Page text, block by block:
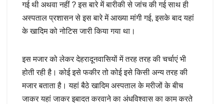
गई थी अथवा नहीं ? इस बारे में बारीकी से जांच की गई साथ ही
अस्पताल प्रशासन से इस बारे में आख्या मांगी गई, इसके बाद यहां
के खादिम को नोटिस जारी किया गया था।
इस मजार को लेकर देहरादूनवासियों में तरह तरह की चर्चाएं भी
होती रही है। कोई इसे फकीर तो कोई इसे किसी अन्य तरह की
मजार बताता है। यहां बैठे खादिम अस्पताल के मरीजों के बीच
जाकर यहां जाकर इबादत करवाने का अंधविश्वास का काम करते